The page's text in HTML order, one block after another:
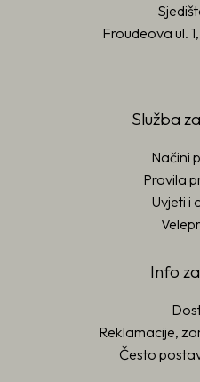
Froudeova ul.
Služba
Načini
Pravila
Uvjeti i
Info
Reklamacije,
Često